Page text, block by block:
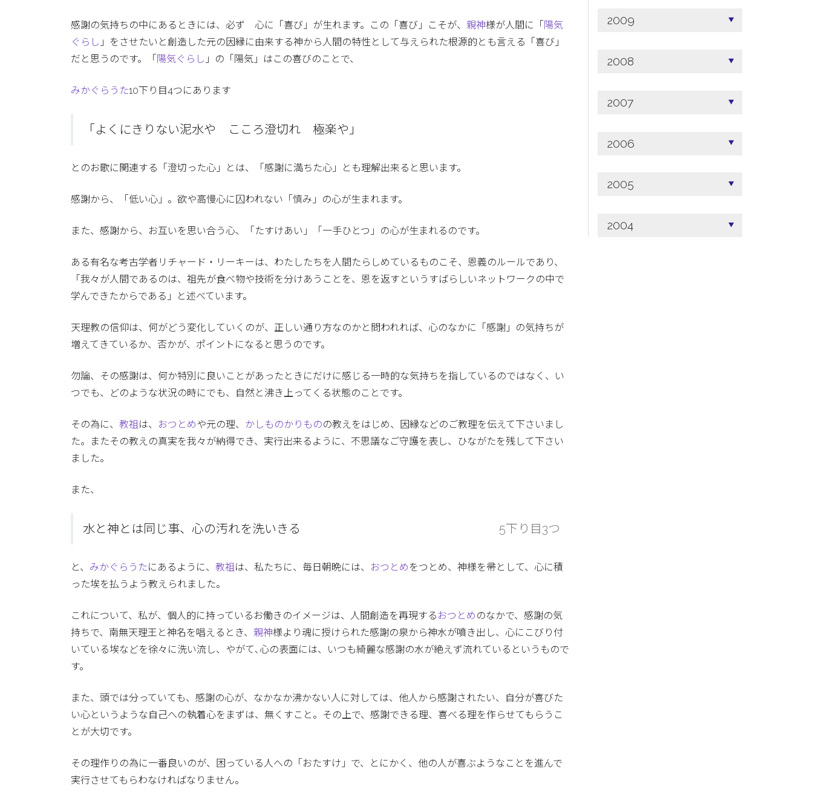
感謝の気持ちの中にあるときには、必ず 心に「喜び」が生れます。この「喜び」こそが、 親神様が人間に「 陽気
ぐらし 」をさせたいと創造した元の因縁に由来する神から人間の特性として与えられた根源的とも言える「喜び」
だと思うのです。「 陽気ぐらし 」の「陽気」はこの喜びのことで、
みかぐらうた10下り目4つにあります
「よくにきりない泥水や こころ澄切れ 極楽や」
とのお歌に関連する「澄切った心」とは、「感謝に満ちた心」とも理解出来ると思います。
感謝から、「低い心」。欲や高慢心に囚われない「慎み」の心が生まれます。
また、感謝から、お互いを思い合う心、「たすけあい」「一手ひとつ」の心が生まれるのです。
ある有名な考古学者リチャード・リーキーは、わたしたちを人間たらしめているものこそ、恩義のルールであり、
「我々が人間であるのは、祖先が食べ物や技術を分けあうことを、恩を返すというすばらしいネットワークの中で
学んできたからである」と述べています。
天理教の信仰は、何がどう変化していくのが、正しい通り方なのかと問われれば、心のなかに「感謝」の気持ちが
増えてきているか、否かが、ポイントになると思うのです。
勿論、その感謝は、何か特別に良いことがあったときにだけに感じる一時的な気持ちを指しているのではなく、い
つでも、どのような状況の時にでも、自然と沸き上ってくる状態のことです。
その為に、 教祖 は、 おつとめや元の理、 かしものかりものの教えをはじめ、因縁などのご教理を伝えて下さいまし
た。またその教えの真実を我々が納得でき、実行出来るように、不思議なご守護を表し、ひながたを残して下さい
ました。
また、
水と神とは同じ事、心の汚れを洗いきる 5下り目3つ
と、 みかぐらうたにあるように、 教祖 は、私たちに、毎日朝晩には、 おつとめ をつとめ、神様を帚として、心に積
った埃を払うよう教えられました。
これについて、私が、個人的に持っているお働きのイメージは、人間創造を再現する おつとめ のなかで、感謝の気
持ちで、南無天理王と神名を唱えるとき、 親神様より魂に授けられた感謝の泉から神水が噴き出し、心にこびり付
いている埃などを徐々に洗い流し、やがて､心の表面には、いつも綺麗な感謝の水が絶えず流れているというもので
す。
また、頭では分っていても、感謝の心が、なかなか沸かない人に対しては、他人から感謝されたい、自分が喜びた
い心というような自己への執着心をまずは、無くすこと。その上で、感謝できる理、喜べる理を作らせてもらうこ
とが大切です。
その理作りの為に一番良いのが、困っている人への「おたすけ」で、とにかく、他の人が喜ぶようなことを進んで
実行させてもらわなければなりません。
2009
2008
2007
2006
2005
2004